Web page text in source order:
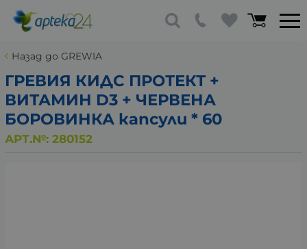
Назад до GREWIA
ГРЕВИЯ КИДС ПРОТЕКТ +
ВИТАМИН D3 + ЧЕРВЕНА
БОРОВИНКА капсули * 60
АРТ.№: 280152